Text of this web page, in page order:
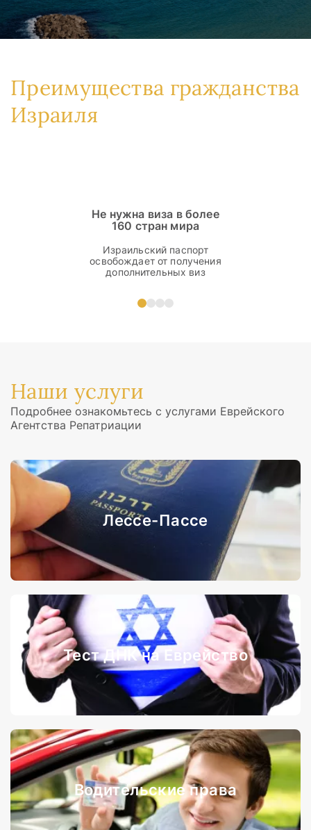
Преимущества гражданства
Израиля
Не нужна виза в более
160 стран мира
Израильский паспорт
освобождает от получения
дополнительных виз
Наши услуги
Подробнее ознакомьтесь с услугами Еврейского
Агентства Репатриации
Лессе-Пассе
Тест ДНК на Еврейство
Водительские права